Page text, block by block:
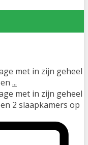
met in zijn geheel
...
met in zijn geheel
2 slaapkamers op